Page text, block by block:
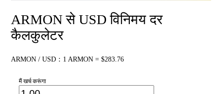
ARMON से USD विनिमय दर
कैलकुलेटर
ARMON / USD：1 ARMON = $283.76
मैं खर्च करूंगा